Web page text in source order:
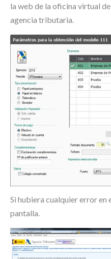
la web de la oficina virtual
agencia tributaria.
Si hubiera cualquier error en
pantalla.